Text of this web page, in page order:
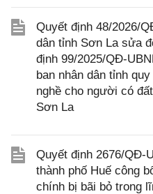
Quyết định 48/2026/
dân tỉnh Sơn La sửa
định 99/2025/QĐ-
ban nhân dân tỉnh
nghề cho người có
Sơn La
Quyết định 2676/QĐ-
thành phố Huế công
chính bị bãi bỏ trong